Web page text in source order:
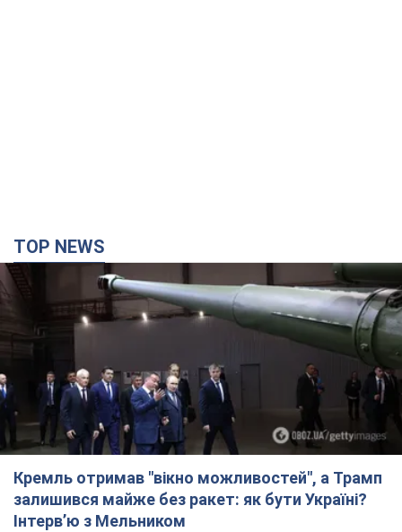
TOP NEWS
Кремль отримав "вікно можливостей", а Трамп
залишився майже без ракет: як бути Україні?
Інтерв’ю з Мельником